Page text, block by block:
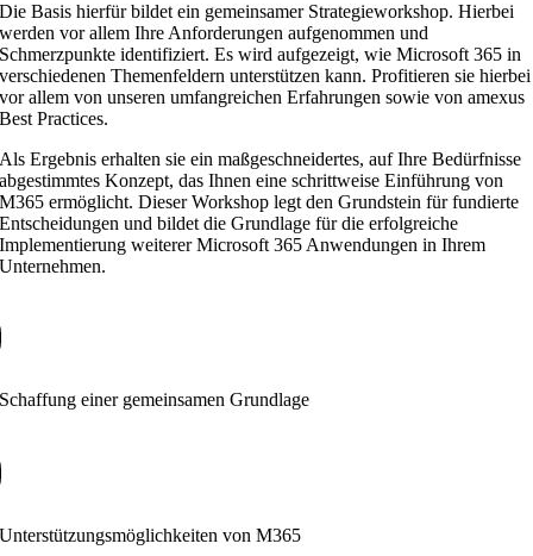
Die Basis hierfür bildet ein gemeinsamer Strategieworkshop. Hierbei
werden vor allem Ihre Anforderungen aufgenommen und
Schmerzpunkte identifiziert. Es wird aufgezeigt, wie Microsoft 365 in
verschiedenen Themenfeldern unterstützen kann. Profitieren sie hierbei
vor allem von unseren umfangreichen Erfahrungen sowie von amexus
Best Practices.
Als Ergebnis erhalten sie ein maßgeschneidertes, auf Ihre Bedürfnisse
abgestimmtes Konzept, das Ihnen eine schrittweise Einführung von
M365 ermöglicht. Dieser Workshop legt den Grundstein für fundierte
Entscheidungen und bildet die Grundlage für die erfolgreiche
Implementierung weiterer Microsoft 365 Anwendungen in Ihrem
Unternehmen.
Schaffung einer gemeinsamen Grundlage
Unterstützungsmöglichkeiten von M365